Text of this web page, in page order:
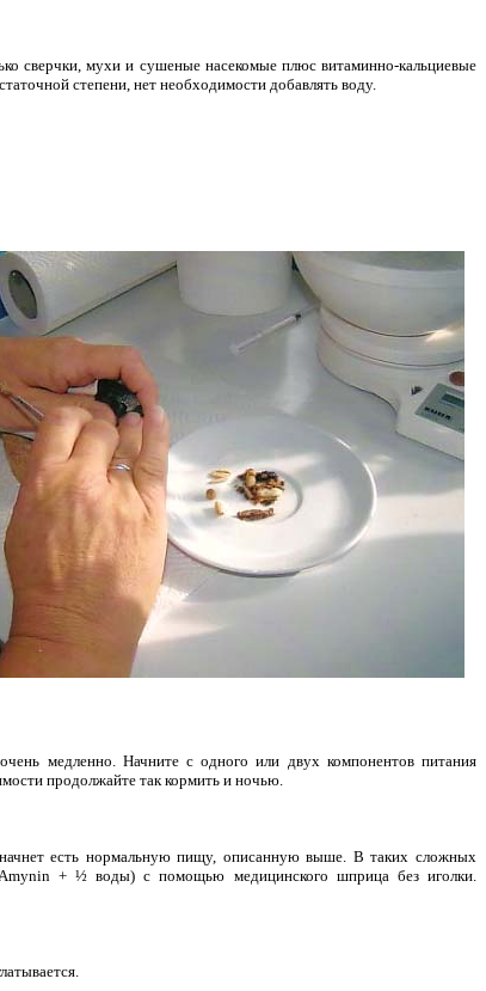
сверчки, мухи и сушеные насекомые плюс витаминно-кальциевые
степени, нет необходимости добавлять воду.
медленно. Начните с одного или двух компонентов питания
продолжайте так кормить и ночью.
есть нормальную пищу, описанную выше. В таких сложных
+ ½ воды) с помощью медицинского шприца без иголки.